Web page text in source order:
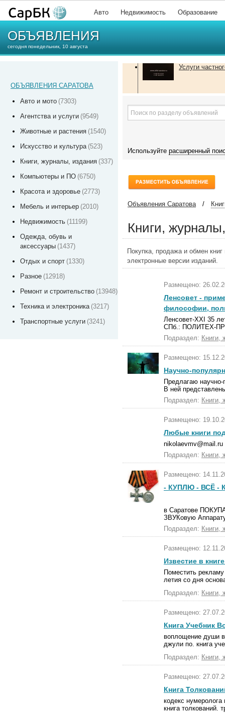
Авто Недвижимость Образование
ОБЪЯВЛЕНИЯ
сегодня понедельник, 10 августа
ОБЪЯВЛЕНИЯ САРАТОВА
Авто и мото (7303)
Агентства и услуги (9549)
Животные и растения (1540)
Искусство и культура (523)
Книги, журналы, издания (337)
Компьютеры и ПО (6750)
Красота и здоровье (2773)
Мебель и интерьер (2010)
Недвижимость (11199)
Одежда, обувь и
аксессуары (1437)
Отдых и спорт (1330)
Разное (12918)
Ремонт и строительство (13948)
Техника и электроника (3217)
Транспортные услуги (3241)
Услуги
Используйте расширенный
Объявления Саратова /
Книги,
Покупка, продажа и обмен
электронные версии изданий.
Размещено:
Ленсовет -
философии,
Ленсовет-XXI 35
СПб.: ПОЛИТЕХ-
Подраздел: Книги,
Размещено:
Научно-
Предлагаю
В ней
Подраздел: Книги,
Размещено:
Любые книги под
nikolaevmv@mail.ru
Подраздел: Книги,
Размещено:
- КУПЛЮ - ВСЁ -
в Саратове
ЗВУКовую
Подраздел: Книги,
Размещено:
Известие в
Поместить
летия со дня
Подраздел: Книги,
Размещено:
Книга Учебник
воплощение души
джули по. книга
Подраздел: Книги,
Размещено:
Книга
кодекс нумеролога
книга толкований.